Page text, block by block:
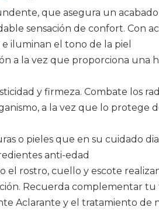
que asegura un
sensación de confort. Con
iluminan el tono de la piel
a la vez que proporciona una
y firmeza. Combate los
a la vez que lo protege
o pieles que en su cuidado
anti-edad
el rostro, cuello y escote
Recuerda complementar
Aclarante y el tratamiento de